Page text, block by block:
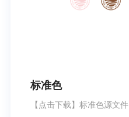
标准色
【点击下载】标准色源文件